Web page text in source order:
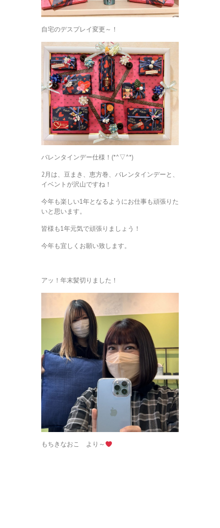
自宅のデスプレイ変更～！
バレンタインデー仕様！(*^▽^*)
2月は、豆まき、恵方巻、バレンタインデーと、
イベントが沢山ですね！
今年も楽しい1年となるようにお仕事も頑張りた
いと思います。
皆様も1年元気で頑張りましょう！
今年も宜しくお願い致します。
アッ！年末髪切りました！
もちきなおこ より～